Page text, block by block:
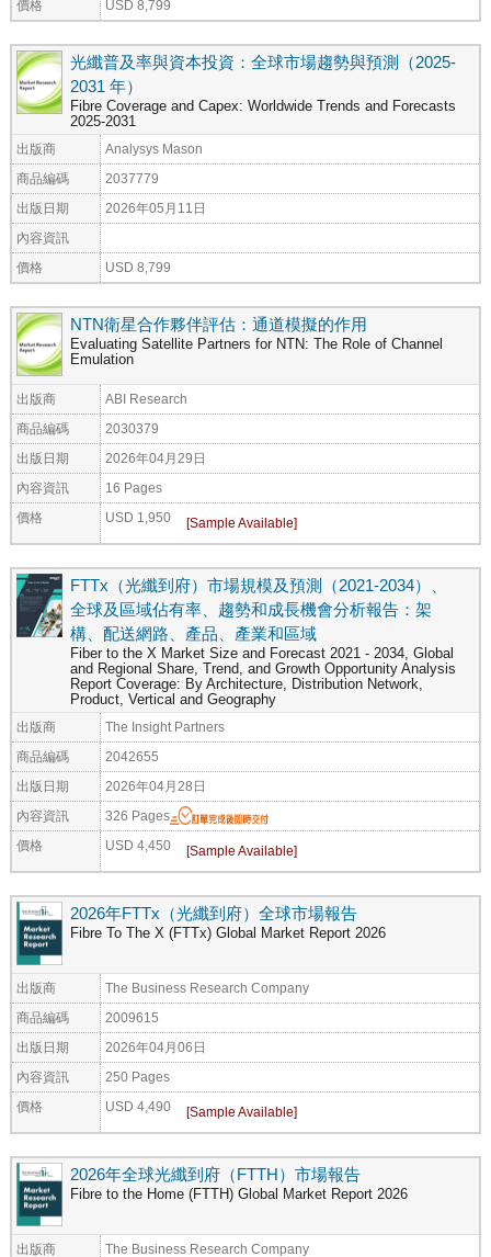
價格 USD 8,799
光纖普及率與資本投資：全球市場趨勢與預測（2025-
2031 年）
Fibre Coverage and Capex: Worldwide Trends and Forecasts
2025-2031
出版商 Analysys Mason
商品編碼 2037779
出版日期 2026年05月11日
內容資訊
價格 USD 8,799
NTN衛星合作夥伴評估：通道模擬的作用
Evaluating Satellite Partners for NTN: The Role of Channel
Emulation
出版商 ABI Research
商品編碼 2030379
出版日期 2026年04月29日
內容資訊 16 Pages
價格 USD 1,950
FTTx（光纖到府）市場規模及預測（2021-2034）、
全球及區域佔有率、趨勢和成長機會分析報告：架
構、配送網路、產品、產業和區域
Fiber to the X Market Size and Forecast 2021 - 2034, Global
and Regional Share, Trend, and Growth Opportunity Analysis
Report Coverage: By Architecture, Distribution Network,
Product, Vertical and Geography
出版商 The Insight Partners
商品編碼 2042655
出版日期 2026年04月28日
內容資訊 326 Pages
價格 USD 4,450
2026年FTTx（光纖到府）全球市場報告
Fibre To The X (FTTx) Global Market Report 2026
出版商 The Business Research Company
商品編碼 2009615
出版日期 2026年04月06日
內容資訊 250 Pages
價格 USD 4,490
2026年全球光纖到府（FTTH）市場報告
Fibre to the Home (FTTH) Global Market Report 2026
出版商 The Business Research Company